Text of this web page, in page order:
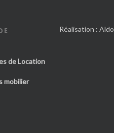
de Location
mobilier
Réalisation :